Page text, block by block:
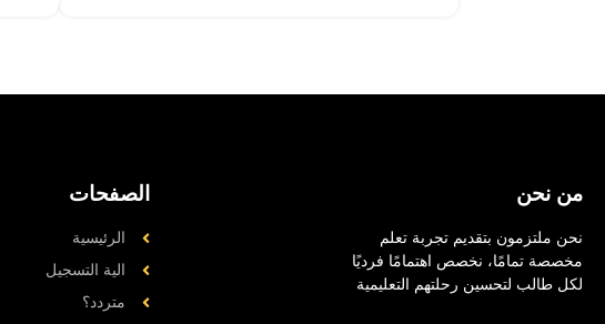
من نحن
نحن ملتزمون بتقديم تجربة تعلم
مخصصة تمامًا، نخصص اهتمامًا فرديًا
لكل طالب لتحسين رحلتهم التعليمية
الصفحات
الرئيسية
الية التسجيل
متردد؟